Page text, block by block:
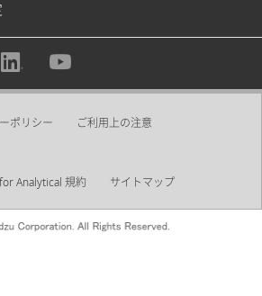
ポリシー ご利用上の注意
Analytical 規約 サイトマップ